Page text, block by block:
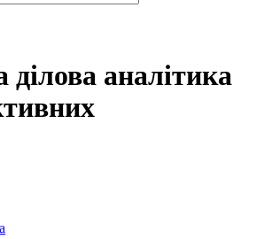
аналітика